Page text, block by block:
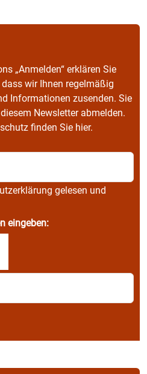
„Anmelden“ erklären Sie
wir Ihnen regelmäßig
Informationen zusenden. Sie
Newsletter abmelden.
finden Sie hier.
gelesen und
eingeben: